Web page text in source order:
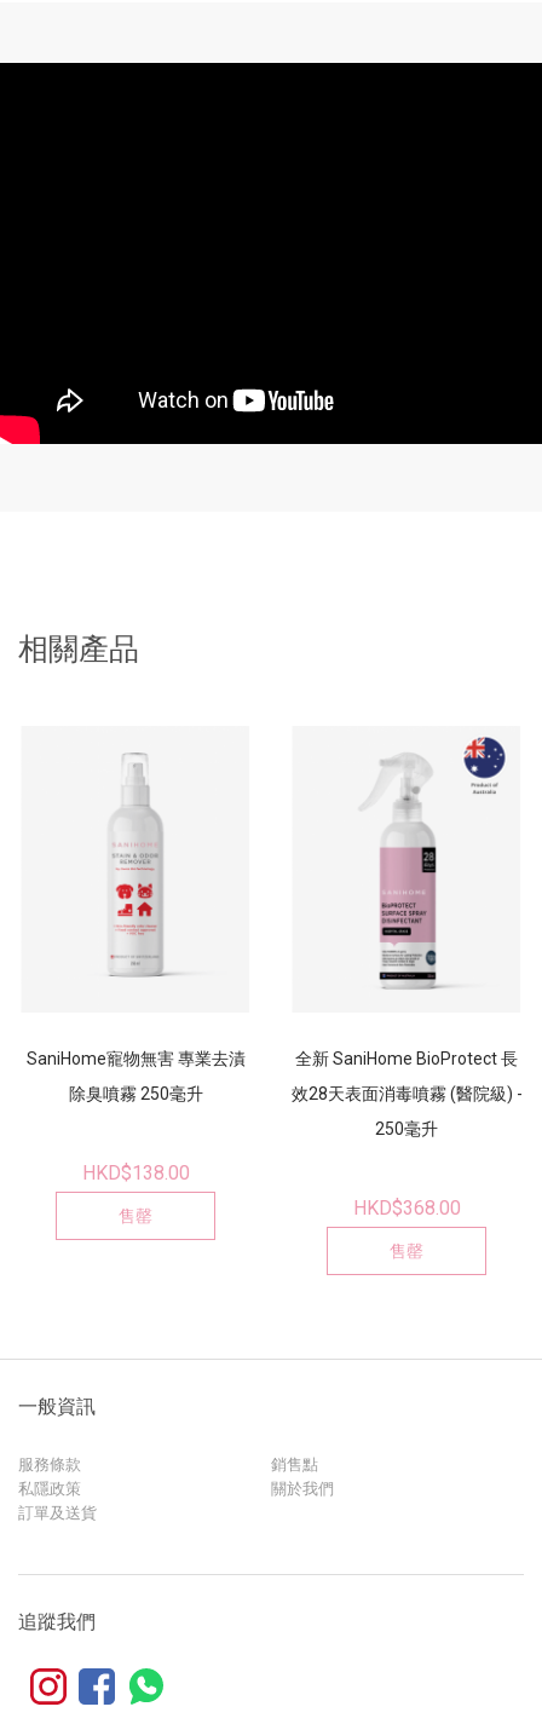
相關產品
SaniHome寵物無害 專業去漬
除臭噴霧 250毫升
HKD$138.00
售罄
全新 SaniHome BioProtect 長
效28天表面消毒噴霧 (醫院級) -
250毫升
HKD$368.00
售罄
一般資訊
服務條款
私隱政策
訂單及送貨
銷售點
關於我們
追蹤我們